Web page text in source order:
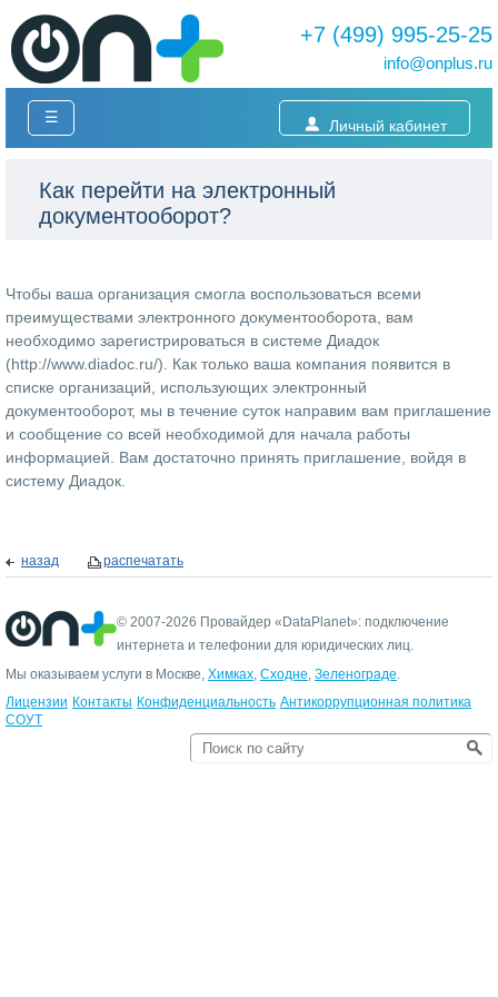
+7 (499) 995-25-25
info@onplus.ru
☰ Личный кабинет
Как перейти на электронный
документооборот?
Чтобы ваша организация смогла воспользоваться всеми
преимуществами электронного документооборота, вам
необходимо зарегистрироваться в системе Диадок
(http://www.diadoc.ru/). Как только ваша компания появится в
списке организаций, использующих электронный
документооборот, мы в течение суток направим вам приглашение
и сообщение со всей необходимой для начала работы
информацией. Вам достаточно принять приглашение, войдя в
систему Диадок.
назад распечатать
© 2007-2026 Провайдер «DataPlanet»: подключение
интернета и телефонии для юридических лиц.
Мы оказываем услуги в Москве, Химках, Сходне, Зеленограде.
Лицензии Контакты Конфиденциальность Антикоррупционная политика
СОУТ